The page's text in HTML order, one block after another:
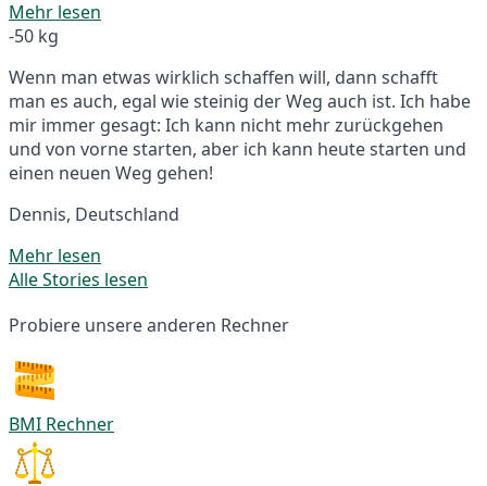
Mehr lesen
-50 kg
Wenn man etwas wirklich schaffen will, dann schafft
man es auch, egal wie steinig der Weg auch ist. Ich habe
mir immer gesagt: Ich kann nicht mehr zurückgehen
und von vorne starten, aber ich kann heute starten und
einen neuen Weg gehen!
Dennis, Deutschland
Mehr lesen
Alle Stories lesen
Probiere unsere anderen Rechner
BMI Rechner